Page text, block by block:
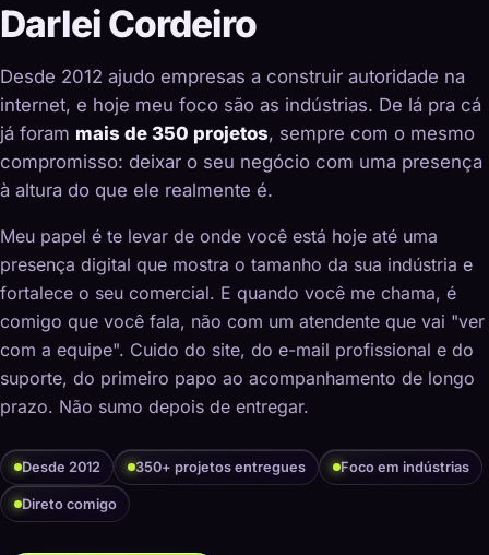
Darlei Cordeiro
Desde 2012 ajudo empresas a construir autoridade na
internet, e hoje meu foco são as indústrias. De lá pra cá
já foram mais de 350 projetos, sempre com o mesmo
compromisso: deixar o seu negócio com uma presença
à altura do que ele realmente é.
Meu papel é te levar de onde você está hoje até uma
presença digital que mostra o tamanho da sua indústria e
fortalece o seu comercial. E quando você me chama, é
comigo que você fala, não com um atendente que vai "ver
com a equipe". Cuido do site, do e-mail profissional e do
suporte, do primeiro papo ao acompanhamento de longo
prazo. Não sumo depois de entregar.
Desde 2012 350+ projetos entregues Foco em indústrias
Direto comigo